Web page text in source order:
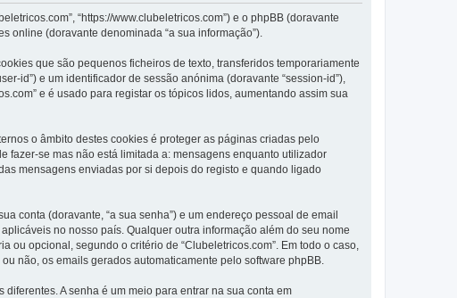
“https://www.clubeletricos.com”) e o phpBB (doravante
online (doravante denominada “a sua informação”).
que são pequenos ficheiros de texto, transferidos temporariamente
id”) e um identificador de sessão anónima (doravante “session-id”),
e é usado para registar os tópicos lidos, aumentando assim sua
o âmbito destes cookies é proteger as páginas criadas pelo
fazer-se mas não está limitada a: mensagens enquanto utilizador
mensagens enviadas por si depois do registo e quando ligado
conta (doravante, “a sua senha”) e um endereço pessoal de email
no nosso país. Qualquer outra informação além do seu nome
opcional, segundo o critério de “Clubeletricos.com”. Em todo o caso,
não, os emails gerados automaticamente pelo software phpBB.
A senha é um meio para entrar na sua conta em